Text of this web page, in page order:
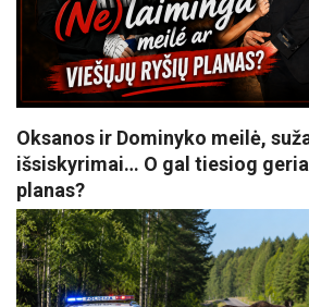
Oksanos ir Dominyko meilė,
išsiskyrimai… O gal tiesiog
planas?